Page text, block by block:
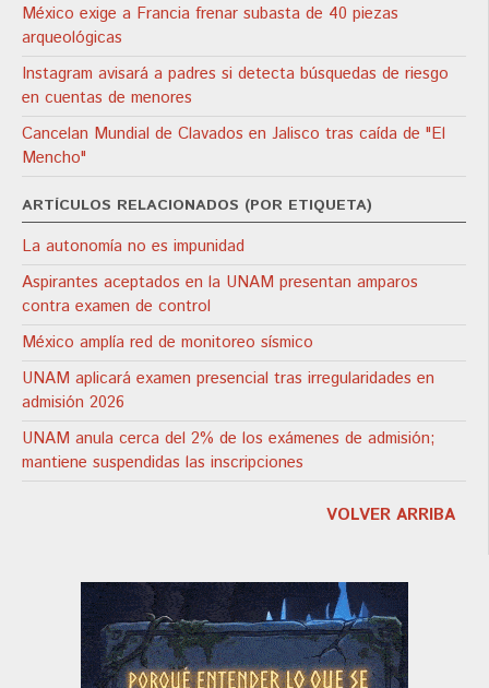
México exige a Francia frenar subasta de 40 piezas
arqueológicas
Instagram avisará a padres si detecta búsquedas de riesgo
en cuentas de menores
Cancelan Mundial de Clavados en Jalisco tras caída de "El
Mencho"
ARTÍCULOS RELACIONADOS (POR ETIQUETA)
La autonomía no es impunidad
Aspirantes aceptados en la UNAM presentan amparos
contra examen de control
México amplía red de monitoreo sísmico
UNAM aplicará examen presencial tras irregularidades en
admisión 2026
UNAM anula cerca del 2% de los exámenes de admisión;
mantiene suspendidas las inscripciones
VOLVER ARRIBA